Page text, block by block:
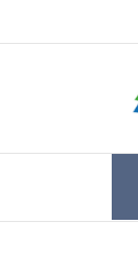
★ 학생